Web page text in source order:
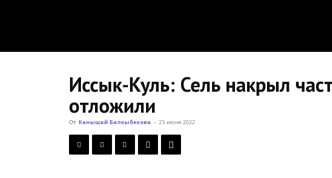
Иссык-Куль: Сель накрыл
отложили
От Канышай Балкыбекова - 25 июня 2022